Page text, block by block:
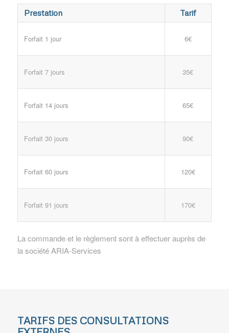
Prestation Tarif
Forfait 1 jour 6€
Forfait 7 jours 35€
Forfait 14 jours 65€
Forfait 30 jours 90€
Forfait 60 jours 120€
Forfait 91 jours 170€
La commande et le règlement sont à effectuer auprès de
la société ARIA-Services
TARIFS DES CONSULTATIONS